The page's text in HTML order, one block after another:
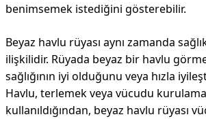
benimsemek istediğini gösterebilir.
Beyaz havlu rüyası aynı zamanda
ilişkilidir. Rüyada beyaz bir havlu
sağlığının iyi olduğunu veya hızla
Havlu, terlemek veya vücudu
kullanıldığından, beyaz havlu rüyası